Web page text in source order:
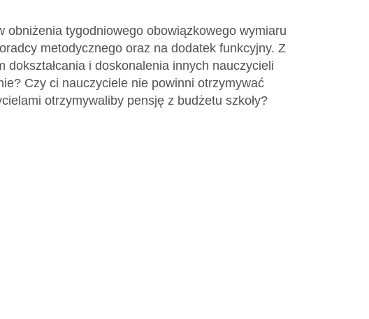
tygodniowego obowiązkowego wymiaru
metodycznego oraz na dodatek funkcyjny. Z
i doskonalenia innych nauczycieli
Czy ci nauczyciele nie powinni otrzymywać
otrzymywaliby pensję z budżetu szkoły?